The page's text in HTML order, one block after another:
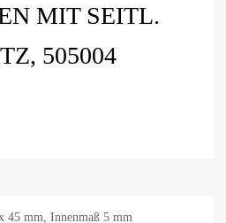
MIT SEITL.
505004
45 mm, Innenmaß 5 mm